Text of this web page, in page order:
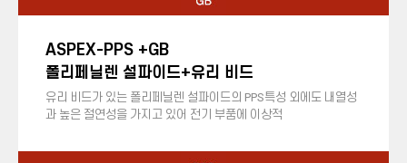
ASPEX-PPS +GB
폴리페닐렌 설파이드+유리 비드
유리 비드가 있는 폴리페닐렌 설파이드의 PPS특성 외에도 내열성
과 높은 절연성을 가지고 있어 전기 부품에 이상적